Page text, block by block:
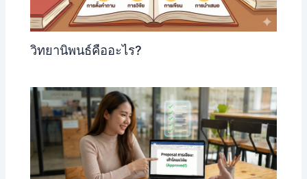
วิทยานิพนธ์คืออะไร?